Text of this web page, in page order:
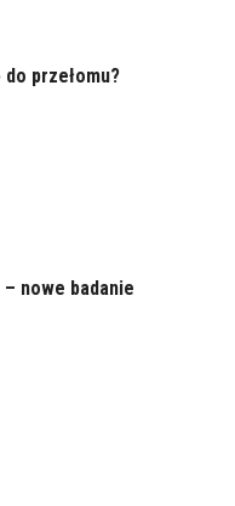
przełomu?
nowe badanie